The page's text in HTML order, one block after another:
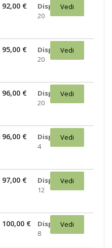
92,00 €
Disponibili:
20
Vedi
95,00 €
Disponibili:
20
Vedi
96,00 €
Disponibili:
20
Vedi
96,00 €
Disponibili:
4
Vedi
97,00 €
Disponibili:
12
Vedi
100,00 €
Disponibili:
8
Vedi